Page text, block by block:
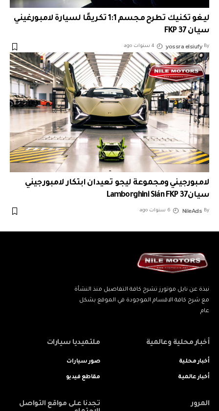
ليغو تكنيك تطرح مجسم 1:1 تكريمًا لسيارة لامبورغيني
سيان FKP 37
By
yossra elsiufy 4 سنوات ago
لامبورجيني ومجموعة ليجو تعيدان ابتكار لامبورجيني
سيانLamborghini Sián FKP 37
By
NileAds 6 سنوات ago
نبذة عن نايل موتورز تشرح كافة التفاصيل منذ النشأة
مع شرح كافة الاقسام الموجودة في الموقع بشكل
عام
أخبار محلية وعالمية
أخبار محلية
أخبار عالمية
ملتميديا سيارات
صور سيارات
مقاطع فيديو
المرور
تجدنا على مواقع التواصل